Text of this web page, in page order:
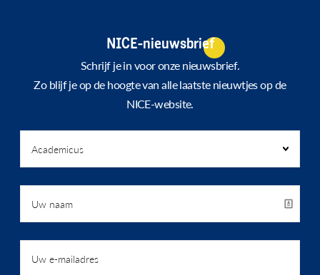
NICE-nieuwsbrief
Schrijf je in voor onze nieuwsbrief.
Zo blijf je op de hoogte van alle laatste nieuwtjes op de
NICE-website.